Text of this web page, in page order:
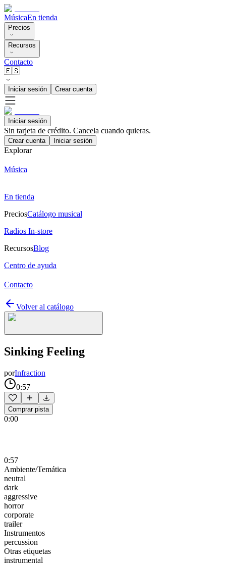
MúsicaEn tienda
Precios
Recursos
Contacto
🇪🇸
Iniciar sesión Crear cuenta
Iniciar sesión
Sin tarjeta de crédito. Cancela cuando quieras.
Crear cuenta Iniciar sesión
Explorar
Música
En tienda
PreciosCatálogo musical
Radios In-store
RecursosBlog
Centro de ayuda
Contacto
Volver al catálogo
Sinking Feeling
porInfraction
0:57
Comprar pista
0:00
0:57
Ambiente/Temática
neutral
dark
aggressive
horror
corporate
trailer
Instrumentos
percussion
Otras etiquetas
instrumental